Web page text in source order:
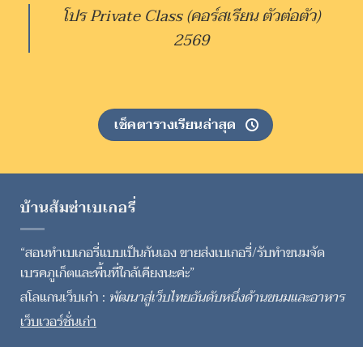
โปร Private Class (คอร์สเรียน ตัวต่อตัว)
2569
เช็คตารางเรียนล่าสุด
บ้านส้มซ่าเบเกอรี่
“สอนทำเบเกอรี่แบบเป็นกันเอง ขายส่งเบเกอรี่/รับทำขนมจัด
เบรคภูเก็ตและพื้นที่ใกล้เคียงนะค่ะ”
สโลแกนเว็บเก่า : พัฒนาสู่เว็บไทยอันดับหนึ่งด้านขนมและอาหาร
เว็บเวอร์ชั่นเก่า